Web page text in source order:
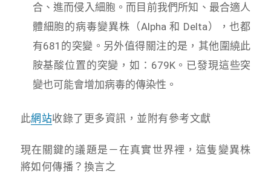
合、進而侵入細胞。而目前我們所知、最合適人
體細胞的病毒變異株（Alpha 和 Delta），也都
有681的突變。另外值得關注的是，其他圍繞此
胺基酸位置的突變，如：679K。已發現這些突
變也可能會增加病毒的傳染性。
此網站收錄了更多資訊，並附有參考文獻
現在關鍵的議題是－在真實世界裡，這隻變異株
將如何傳播？換言之